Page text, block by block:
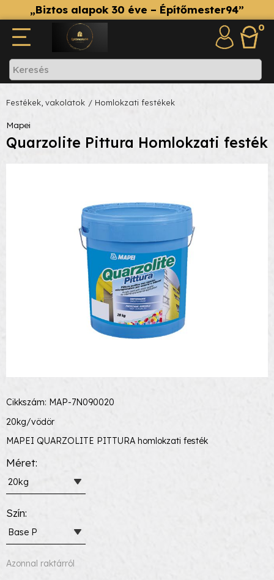
„Biztos alapok 30 éve – Építőmester94”
0
Festékek, vakolatok / Homlokzati festékek
Mapei
Quarzolite Pittura Homlokzati festék
Cikkszám: MAP-7N090020
20kg/vödör
MAPEI QUARZOLITE PITTURA homlokzati festék
Méret
20kg
Szín
Base P
Azonnal raktárról